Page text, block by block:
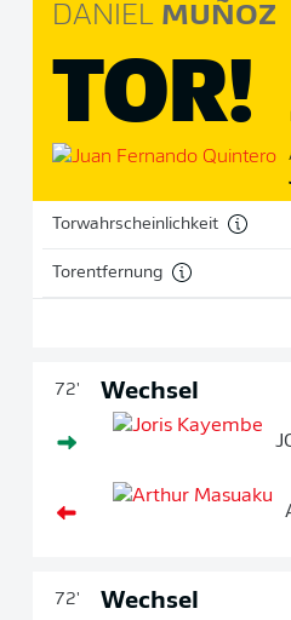
DANIEL MUÑOZ
TOR!
Torwahrscheinlichkeit
Torentfernung
72' Wechsel
72' Wechsel